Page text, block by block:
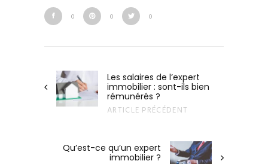
0 0 0
Les salaires de l’expert
immobilier : sont-ils bien
rémunérés ?
ARTICLE PRÉCÉDENT
Qu’est-ce qu’un expert
immobilier ?